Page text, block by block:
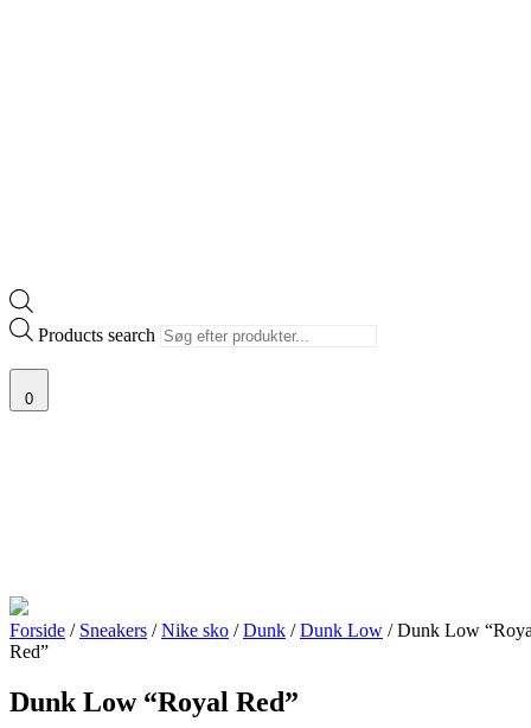
Products search
0
Forside / Sneakers /Nike sko /Dunk /Dunk Low / Dunk Low
Red”
Dunk Low “Royal Red”